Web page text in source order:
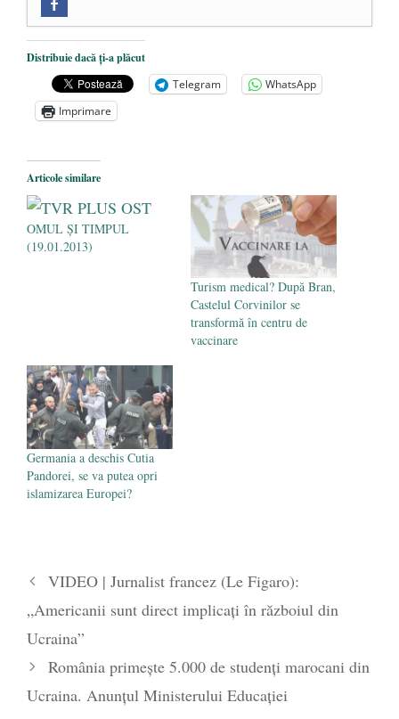
Mănăstirea „Sfânta Ana” Rohia. Părintele
Nicolae Steinhardt, comemorat la 102 ani
de la naștere - 29 iulie 2024
„Carnea cultivată” în laborator, tot mai
comercializare în UE
Părintele mărturisitor Constantin
Voicescu, pomenit, duminică, la
Mănăstirea Cernica - 27 iulie 2024
Distribuie dacă ți-a plăcut
Telegram
WhatsApp
Imprimare
Articole similare
OMUL ŞI TIMPUL
(19.01.2013)
Turism medical? După Bran,
Castelul Corvinilor se
transformă în centru de
vaccinare
Germania a deschis Cutia
Pandorei, se va putea opri
islamizarea Europei?
VIDEO | Jurnalist francez (Le Figaro):
„Americanii sunt direct implicați în războiul din
Ucraina”
România primește 5.000 de studenți marocani din
Ucraina. Anunțul Ministerului Educației